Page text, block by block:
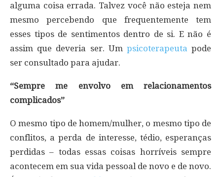
alguma coisa errada. Talvez você não esteja nem
mesmo percebendo que frequentemente tem
esses tipos de sentimentos dentro de si. E não é
assim que deveria ser. Um psicoterapeuta pode
ser consultado para ajudar.
“Sempre me envolvo em relacionamentos
complicados”
O mesmo tipo de homem/mulher, o mesmo tipo de
conflitos, a perda de interesse, tédio, esperanças
perdidas – todas essas coisas horríveis sempre
acontecem em sua vida pessoal de novo e de novo.